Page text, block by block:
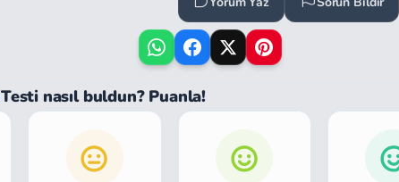
Testi nasıl buldun? Puanla!